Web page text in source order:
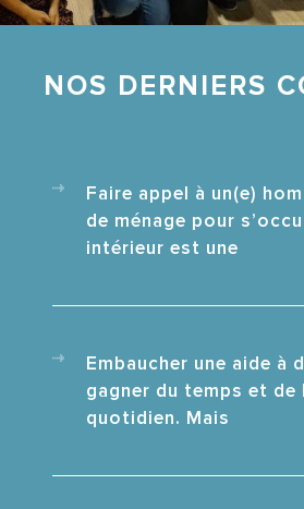
NOS DERNIERS
Faire appel à un(e)
de ménage pour
intérieur est une
Embaucher une aide à
gagner du temps et de
quotidien. Mais